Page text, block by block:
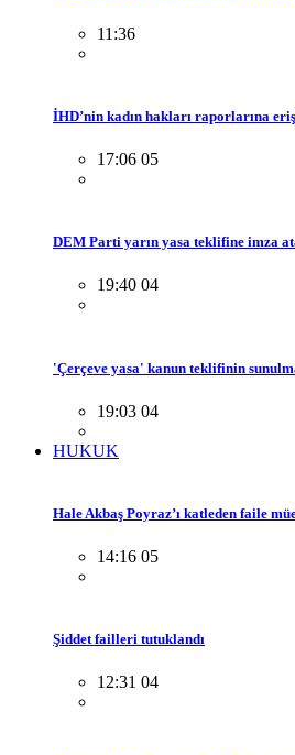
11:36
İHD’nin kadın hakları raporlarına
17:06 05
DEM Parti yarın yasa teklifine imza
19:40 04
'Çerçeve yasa' kanun teklifinin
19:03 04
HUKUK
Hale Akbaş Poyraz’ı katleden faile
14:16 05
Şiddet failleri tutuklandı
12:31 04